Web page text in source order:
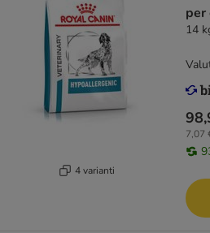
4 varianti
per
14
7,07